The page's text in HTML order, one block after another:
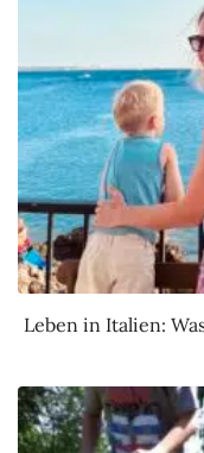
Leben in Italien: